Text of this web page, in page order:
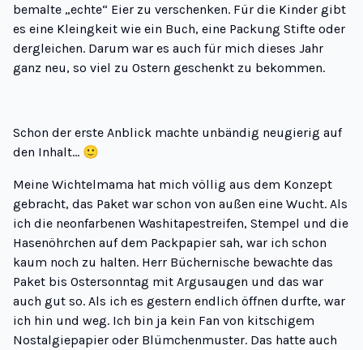
bemalte „echte“ Eier zu verschenken. Für die Kinder gibt
es eine Kleingkeit wie ein Buch, eine Packung Stifte oder
dergleichen. Darum war es auch für mich dieses Jahr
ganz neu, so viel zu Ostern geschenkt zu bekommen.
Schon der erste Anblick machte unbändig neugierig auf
den Inhalt… 🙂
Meine Wichtelmama hat mich völlig aus dem Konzept
gebracht, das Paket war schon von außen eine Wucht. Als
ich die neonfarbenen Washitapestreifen, Stempel und die
Hasenöhrchen auf dem Packpapier sah, war ich schon
kaum noch zu halten. Herr Büchernische bewachte das
Paket bis Ostersonntag mit Argusaugen und das war
auch gut so. Als ich es gestern endlich öffnen durfte, war
ich hin und weg. Ich bin ja kein Fan von kitschigem
Nostalgiepapier oder Blümchenmuster. Das hatte auch